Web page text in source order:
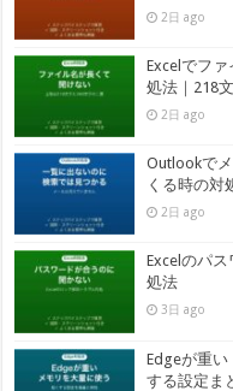
2日 ago
Excelでフ
処法｜218
2日 ago
Outlookで
くる時の対
2日 ago
Excelのパ
処法
3日 ago
Edgeが重い
する設定ま